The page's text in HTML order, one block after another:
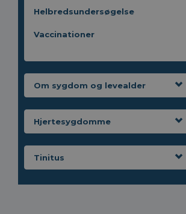
Helbredsundersøgelse
Vaccinationer
Om sygdom og levealder
Hjertesygdomme
Tinitus